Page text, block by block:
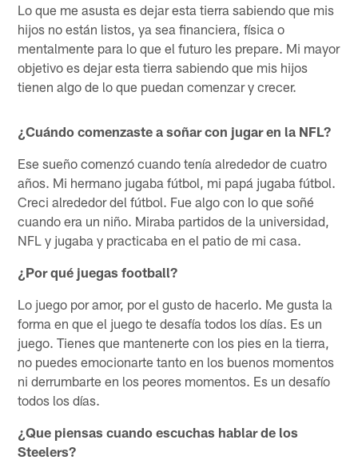
Lo que me asusta es dejar esta tierra sabiendo que mis
hijos no están listos, ya sea financiera, física o
mentalmente para lo que el futuro les prepare. Mi mayor
objetivo es dejar esta tierra sabiendo que mis hijos
tienen algo de lo que puedan comenzar y crecer.
¿Cuándo comenzaste a soñar con jugar en la NFL?
Ese sueño comenzó cuando tenía alrededor de cuatro
años. Mi hermano jugaba fútbol, ​​mi papá jugaba fútbol.
Creci alrededor del fútbol. Fue algo con lo que soñé
cuando era un niño. Miraba partidos de la universidad,
NFL y jugaba y practicaba en el patio de mi casa.
¿Por qué juegas football?
Lo juego por amor, por el gusto de hacerlo. Me gusta la
forma en que el juego te desafía todos los días. Es un
juego. Tienes que mantenerte con los pies en la tierra,
no puedes emocionarte tanto en los buenos momentos
ni derrumbarte en los peores momentos. Es un desafío
todos los días.
¿Que piensas cuando escuchas hablar de los
Steelers?